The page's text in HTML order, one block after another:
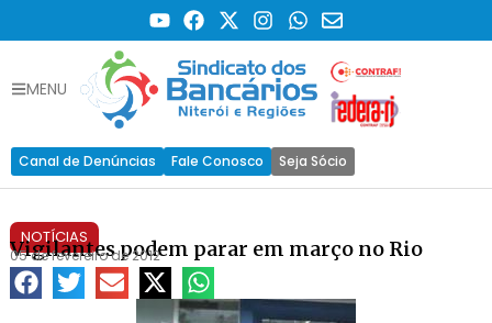
MENU
Canal de Denúncias Fale Conosco Seja Sócio
NOTÍCIAS
Vigilantes podem parar em março no Rio
05 de fevereiro de 2012